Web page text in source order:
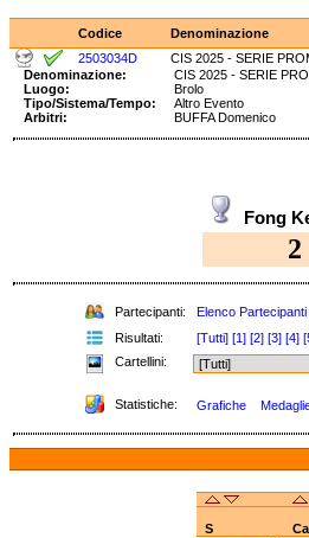
Codice
Denominazione
2503034D
CIS 2025 - SERIE
Denominazione:
CIS 2025 - SERIE
Luogo:
Brolo
Tipo/Sistema/Tempo:
Altro Evento
Arbitri:
BUFFA Domenico
Fong
2
Partecipanti:
Elenco Partecipanti
Risultati:
[Tutti] [1] [2] [3] [4]
Cartellini:
Statistiche: Grafiche
S